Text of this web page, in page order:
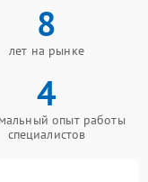
8
лет на рынке
4
опыт работы
специалистов